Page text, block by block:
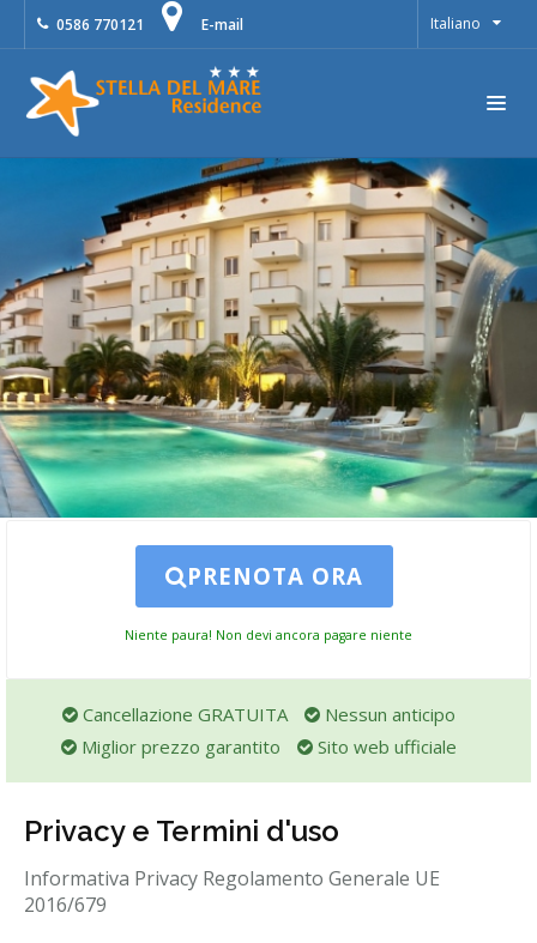
Italiano
0586 770121 E-mail
PRENOTA ORA
Niente paura! Non devi ancora pagare niente
Cancellazione GRATUITA
Nessun anticipo
Miglior prezzo garantito
Sito web ufficiale
Privacy e Termini d'uso
Informativa Privacy Regolamento Generale UE
2016/679